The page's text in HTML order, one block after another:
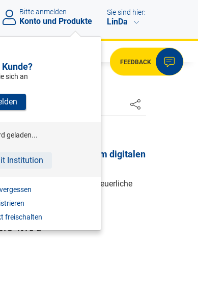
Bitte anmelden
Konto und Produkte
sich an
geladen...
Institution
freischalten
Sie sind hier:
LinDa
FEEDBACK
Risikomanagement im digitalen
Betriebsprüfung 4.0 und steuerliche
4970-2